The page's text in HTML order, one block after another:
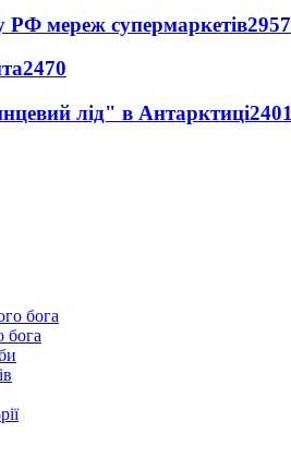
РФ мереж супермаркетів2957
2470
лід" в Антарктиці2401
бога